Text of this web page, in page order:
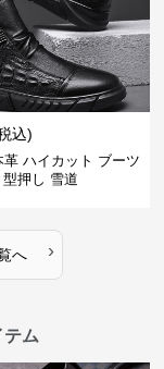
込)
革 ハイカット ブーツ
押し 雪道
へ ›
テム